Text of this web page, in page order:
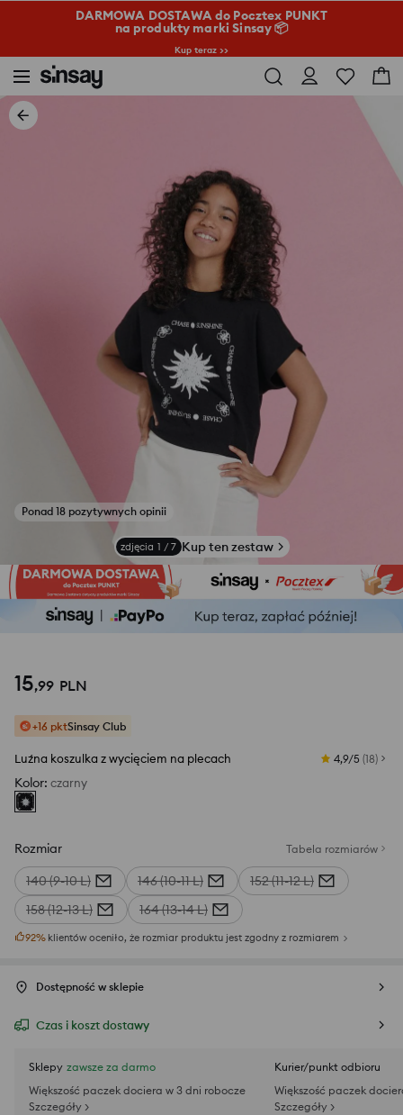
DARMOWA DOSTAWA do Pocztex PUNKT
na produkty marki Sinsay 📦
Kup teraz >>
zdjęcia 1 / 7 Kup ten zestaw
15,99 PLN
+16 pktSinsay Club
Luźna koszulka z wycięciem na plecach 4,9/5 (18)
Kolor: czarny
Rozmiar Tabela rozmiarów
140 (9-10 L) 146 (10-11 L)
152 (11-12 L)
158 (12-13 L)
164 (13-14 L)
92% klientów oceniło, że rozmiar produktu jest zgodny z rozmiarem
Dostępność w sklepie
Czas i koszt dostawy
Sklepy zawsze za darmo
Większość paczek dociera w 3 dni robocze
Szczegóły >
Kurier/punkt odbioru
Większość paczek
Szczegóły >